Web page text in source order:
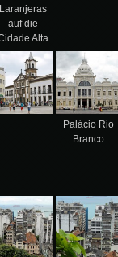
Laranjeras
auf die
Alta
Palácio Rio
Branco